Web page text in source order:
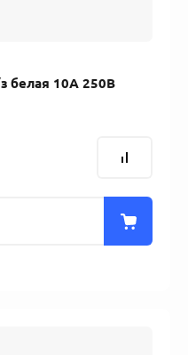
белая 10А 250В